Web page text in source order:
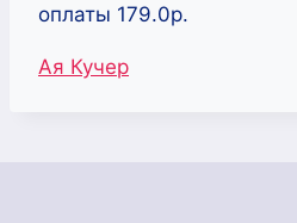
оплаты 179.0р.
Метки
Ая Кучер